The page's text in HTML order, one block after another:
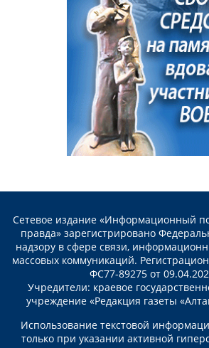
Сетевое издание «Информационный
правда» зарегистрировано
надзору в сфере связи,
массовых коммуникаций.
ФС77-89275 от
Учредители: краевое
учреждение «Редакция газеты
Использование текстовой
только при указании активной